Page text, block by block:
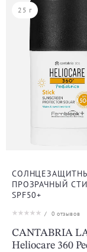
25 г
ПРОЗРАЧНЫЙ
SPF50+
/ 0 отзывов
CANTABRIA
Heliocare 360